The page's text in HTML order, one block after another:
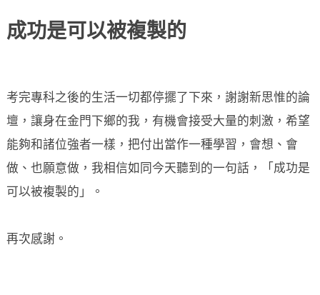
成功是可以被複製的
考完專科之後的生活一切都停擺了下來，謝謝新思惟的論
壇，讓身在金門下鄉的我，有機會接受大量的刺激，希望
能夠和諸位強者一樣，把付出當作一種學習，會想、會
做、也願意做，我相信如同今天聽到的一句話，「成功是
可以被複製的」。
再次感謝。